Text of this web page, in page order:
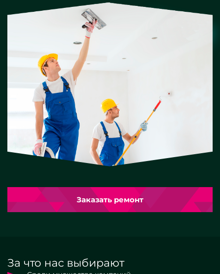
Заказать ремонт
За что нас выбирают